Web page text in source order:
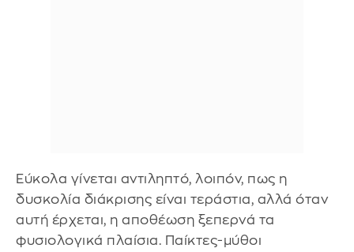
Εύκολα γίνεται αντιληπτό, λοιπόν, πως η
δυσκολία διάκρισης είναι τεράστια, αλλά όταν
αυτή έρχεται, η αποθέωση ξεπερνά τα
φυσιολογικά πλαίσια. Παίκτες-μύθοι